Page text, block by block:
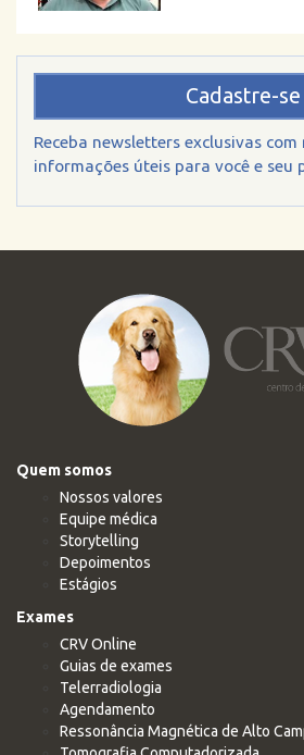
Cadastre-se
Receba newsletters exclusivas com
informações úteis para você e seu
Quem somos
Nossos valores
Equipe médica
Storytelling
Depoimentos
Estágios
Exames
CRV Online
Guias de exames
Telerradiologia
Agendamento
Ressonância Magnética de Alto